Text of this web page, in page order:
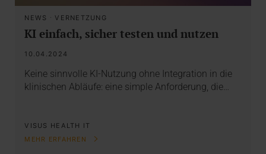
NEWS ·VERNETZUNG
KI einfach, sicher testen und nutzen
10.04.2024
Keine sinnvolle KI-Nutzung ohne Integration in die
klinischen Abläufe: eine simple Anforderung, die…
VISUS HEALTH IT
MEHR ERFAHREN